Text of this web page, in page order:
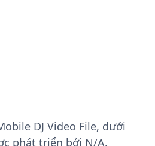
DJ Video File, dưới
phát triển bởi N/A.